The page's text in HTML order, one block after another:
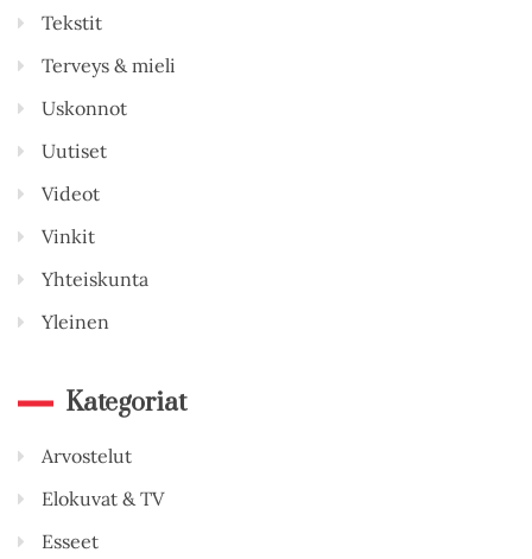
Tekstit
Terveys & mieli
Uskonnot
Uutiset
Videot
Vinkit
Yhteiskunta
Yleinen
Kategoriat
Arvostelut
Elokuvat & TV
Esseet